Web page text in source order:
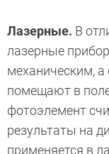
Лазерные. В
лазерные
механическим,
помещают в
фотоэлемент
результаты на
применяется в